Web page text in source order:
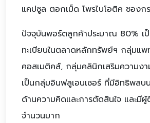
แคปซูล ตอกเม็ด โพรไบโอติค ซองก
ปัจจุบันพอร์ตลูกค้าประมาณ 80% เ
ทะเบียนในตลาดหลักทรัพย์ฯ กลุ่มแ
คอสเมติคส์, กลุ่มคลินิกเสริมความง
เป็นกลุ่มอินฟลูเอนเซอร์ ที่มีอิทธิพลบ
ด้านความคิดและการตัดสินใจ และมี
จำนวนมาก